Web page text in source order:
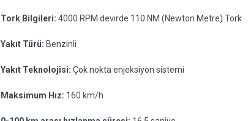
Tork Bilgileri: 4000 RPM devirde 110 NM (Newton Metre) Tork
Yakıt Türü: Benzinli
Yakıt Teknolojisi: Çok nokta enjeksiyon sistemi
Maksimum Hız: 160 km/h